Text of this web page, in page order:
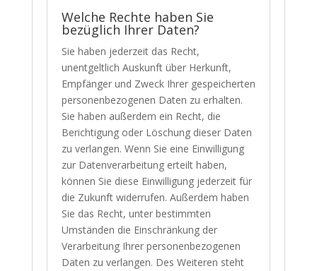
Welche Rechte haben Sie
bezüglich Ihrer Daten?
Sie haben jederzeit das Recht,
unentgeltlich Auskunft über Herkunft,
Empfänger und Zweck Ihrer gespeicherten
personenbezogenen Daten zu erhalten.
Sie haben außerdem ein Recht, die
Berichtigung oder Löschung dieser Daten
zu verlangen. Wenn Sie eine Einwilligung
zur Datenverarbeitung erteilt haben,
können Sie diese Einwilligung jederzeit für
die Zukunft widerrufen. Außerdem haben
Sie das Recht, unter bestimmten
Umständen die Einschränkung der
Verarbeitung Ihrer personenbezogenen
Daten zu verlangen. Des Weiteren steht